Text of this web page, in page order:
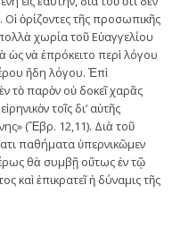
ὁρίζοντες τῆς προσωπικῆς
χωρία τοῦ Εὐαγγελίου
ὡς νὰ ἐπρόκειτο περὶ λόγου
ἤδη λόγου. Ἐπὶ
τὸ παρὸν οὐ δοκεῖ χαρᾶς
τοῖς δι’ αὐτῆς
(Ἔβρ. 12,11). Διὰ τοῦ
παθήματα ὑπερνικῶμεν
θὰ συμβῇ οὕτως ἐν τῷ
καὶ ἐπικρατεῖ ἡ δύναμις τῆς